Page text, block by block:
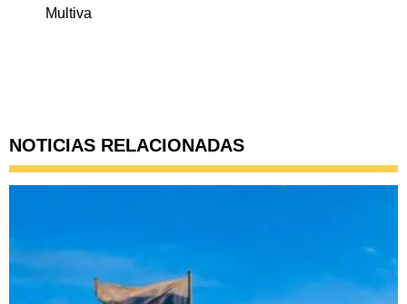
Multiva
NOTICIAS RELACIONADAS